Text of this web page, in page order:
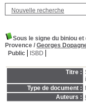
Nouvelle recherche
Sous le signe du biniou et
Provence / Georges
Public
ISBD
Titre :
Type de document :
Auteurs :